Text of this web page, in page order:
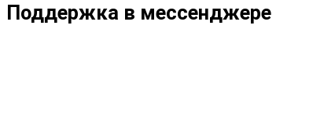
Поддержка в мессенджере